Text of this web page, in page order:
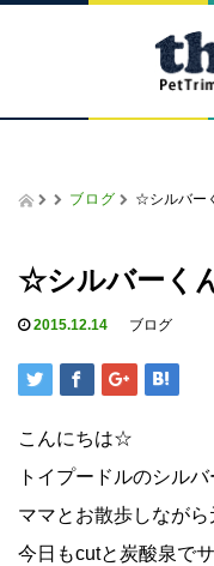
ブログ ☆シルバー
☆シルバーく
2015.12.14 ブログ
こんにちは☆
トイプードルのシル
ママとお散歩しなが
今日もcutと炭酸泉で